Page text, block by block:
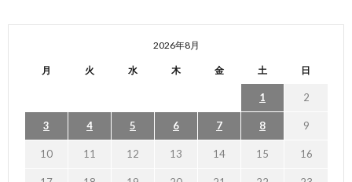
2026年8月
月 火 水 木 金 土 日
1 2
3 4 5 6 7 8 9
10 11 12 13 14 15 16